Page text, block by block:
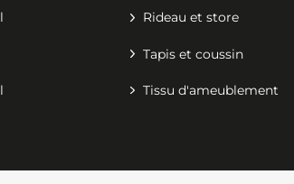
Rideau et store
Tapis et coussin
Tissu d'ameublement